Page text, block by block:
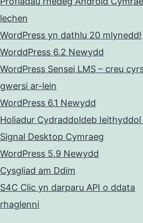
lechen
WordPress yn dathlu 20 mlynedd!
WorddPress 6.2 Newydd
WordPress Sensei LMS – creu
gwersi ar-lein
WordPress 6.1 Newydd
Holiadur Cydraddoldeb
Signal Desktop Cymraeg
WordPress 5.9 Newydd
Cysgliad am Ddim
S4C Clic yn darparu API o ddata
rhaglenni